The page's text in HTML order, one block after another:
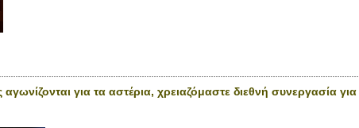
αγωνίζονται για τα αστέρια, χρειαζόμαστε διεθνή συνεργασία